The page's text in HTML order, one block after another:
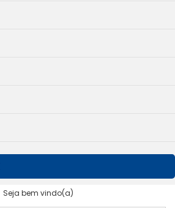
Seja bem vindo(a)